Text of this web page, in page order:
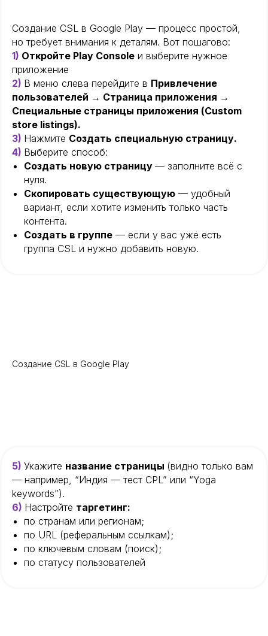
Создание CSL в Google Play — процесс простой,
но требует внимания к деталям. Вот пошагово:
1) Откройте Play Console и выберите нужное
приложение
2) В меню слева перейдите в Привлечение
пользователей → Страница приложения →
Специальные страницы приложения (Custom
store listings).
3) Нажмите Создать специальную страницу.
4) Выберите способ:
Создать новую страницу — заполните всё с
нуля.
Скопировать существующую — удобный
вариант, если хотите изменить только часть
контента.
Создать в группе — если у вас уже есть
группа CSL и нужно добавить новую.
Создание CSL в Google Play
5) Укажите название страницы (видно только вам
— например, “Индия — тест CPL” или “Yoga
keywords”).
6) Настройте таргетинг:
по странам или регионам;
по URL (реферальным ссылкам);
по ключевым словам (поиск);
по статусу пользователей